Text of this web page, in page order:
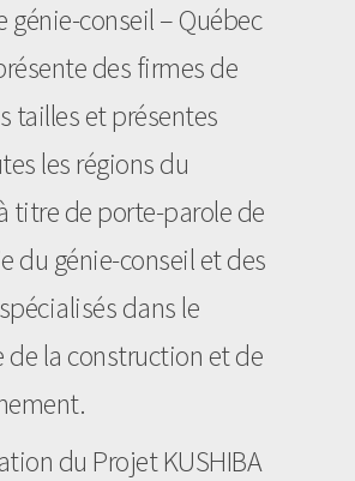
génie-conseil – Québec
des firmes de
tailles et présentes
les régions du
titre de porte-parole de
du génie-conseil et des
dans le
la construction et de
du Projet KUSHIBA